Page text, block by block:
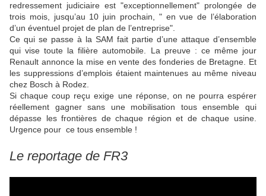
redressement judiciaire est "exceptionnellement" prolongée de
trois mois, jusqu’au 10 juin prochain, " en vue de l’élaboration
d’un éventuel projet de plan de l’entreprise".
Ce qui se passe à la SAM fait partie d’une attaque d’ensemble
qui vise toute la filière automobile. La preuve : ce même jour
Renault annonce la mise en vente des fonderies de Bretagne. Et
les suppressions d’emplois étaient maintenues au même niveau
chez Bosch à Rodez.
Si chaque coup reçu exige une réponse, on ne pourra espérer
réellement gagner sans une mobilisation tous ensemble qui
dépasse les frontières de chaque région et de chaque usine.
Urgence pour ce tous ensemble !
Le reportage de FR3